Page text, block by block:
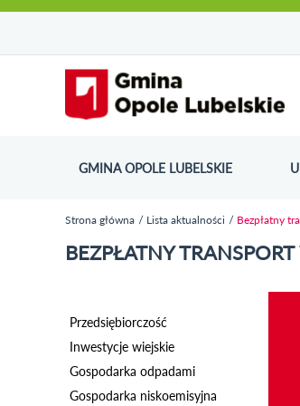
do
strony
do
menu
wyszukiwarki
ścieżki
nawigacyjnej
kategorii
aktualności
do
kalendarza
wydarzeń
do
galerii
do
stopki
GMINA OPOLE LUBELSKIE
Strona główna Lista aktualności Bezpłatny
BEZPŁATNY
Przedsiębiorczość
Inwestycje wiejskie
Gospodarka odpadami
Gospodarka niskoemisyjna